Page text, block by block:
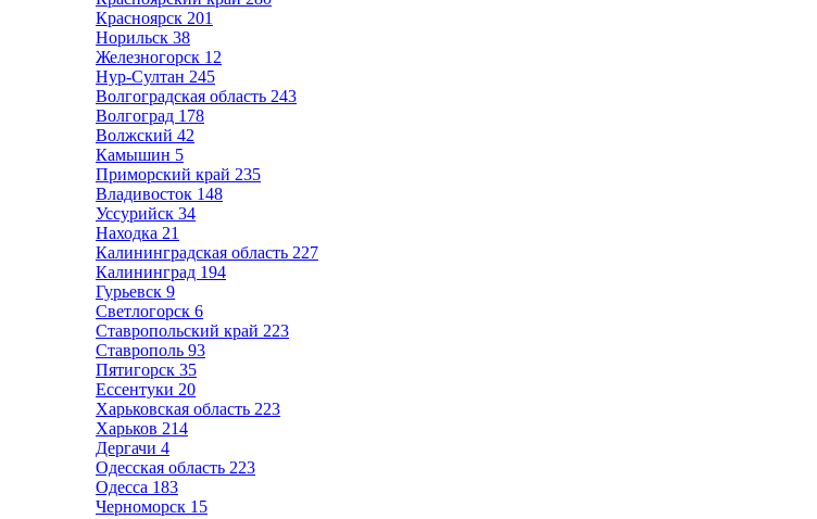
Красноярск 201
Норильск 38
Железногорск 12
Нур-Султан 245
Волгоградская область 243
Волгоград 178
Волжский 42
Камышин 5
Приморский край 235
Владивосток 148
Уссурийск 34
Находка 21
Калининградская область 227
Калининград 194
Гурьевск 9
Светлогорск 6
Ставропольский край 223
Ставрополь 93
Пятигорск 35
Ессентуки 20
Харьковская область 223
Харьков 214
Дергачи 4
Одесская область 223
Одесса 183
Черноморск 15